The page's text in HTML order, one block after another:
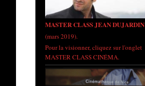
MASTER CLASS JEAN DUJARDIN
(mars 2019).
Pour la visionner, cliquez sur l'onglet
MASTER CLASS CINÉMA.